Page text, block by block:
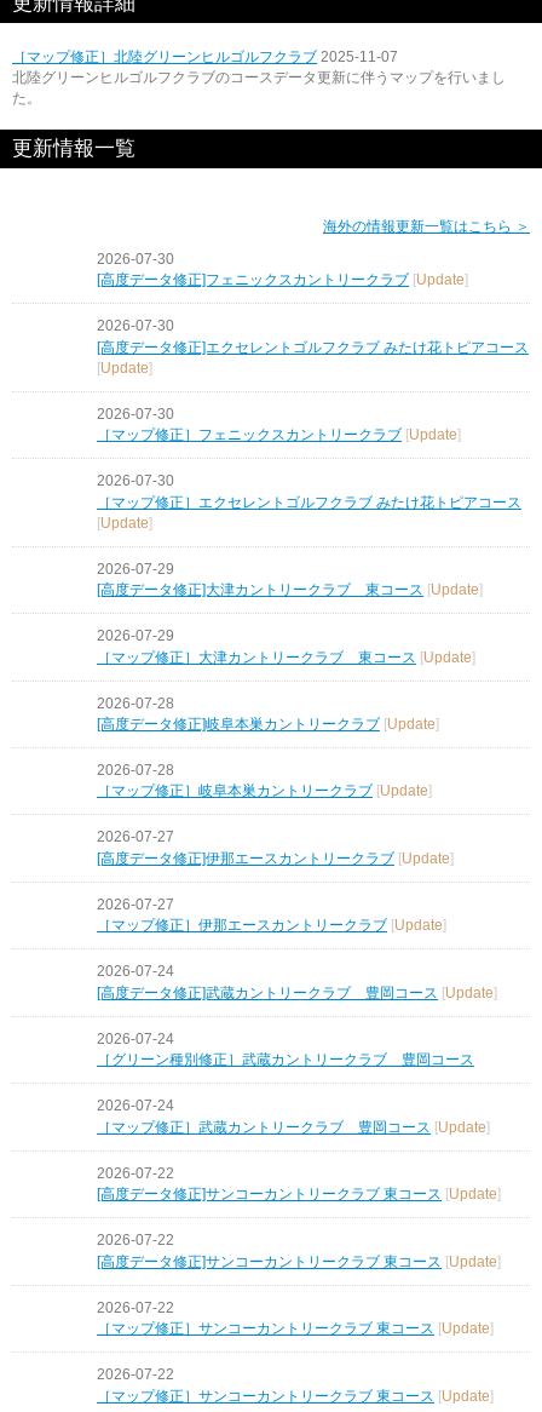
［マップ修正］北陸グリーンヒルゴルフクラブ 2025-11-07
北陸グリーンヒルゴルフクラブのコースデータ更新に伴うマップを行いまし
た。
更新情報一覧
海外の情報更新一覧はこちら ＞
2026-07-30
[高度データ修正]フェニックスカントリークラブ
Update
2026-07-30
[高度データ修正]エクセレントゴルフクラブ みたけ花トピアコース
[Update]
2026-07-30
［マップ修正］フェニックスカントリークラブ [Update]
2026-07-30
［マップ修正］エクセレントゴルフクラブ みたけ花トピアコース
[Update]
2026-07-29
[高度データ修正]大津カントリークラブ 東コース [Update]
2026-07-29
［マップ修正］大津カントリークラブ 東コース [Update]
2026-07-28
[高度データ修正]岐阜本巣カントリークラブ [Update]
2026-07-28
［マップ修正］岐阜本巣カントリークラブ
Update
2026-07-27
[高度データ修正]伊那エースカントリークラブ [Update]
2026-07-27
［マップ修正］伊那エースカントリークラブ
Update
2026-07-24
[高度データ修正]武蔵カントリークラブ 豊岡コース [Update]
2026-07-24
［グリーン種別修正］武蔵カントリークラブ 豊岡コース
2026-07-24
［マップ修正］武蔵カントリークラブ 豊岡コース [Update]
2026-07-22
[高度データ修正]サンコーカントリークラブ 東コース [Update]
2026-07-22
[高度データ修正]サンコーカントリークラブ 東コース [Update]
2026-07-22
［マップ修正］サンコーカントリークラブ 東コース [Update]
2026-07-22
［マップ修正］サンコーカントリークラブ 東コース [Update]